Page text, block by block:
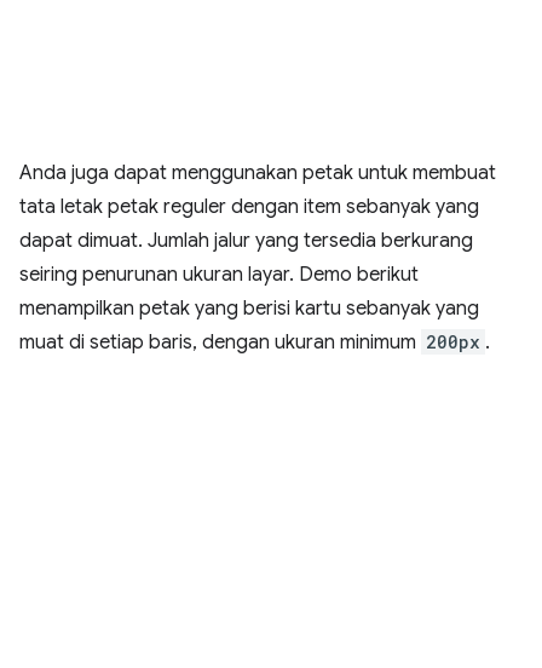
Anda juga dapat menggunakan petak untuk membuat
tata letak petak reguler dengan item sebanyak yang
dapat dimuat. Jumlah jalur yang tersedia berkurang
seiring penurunan ukuran layar. Demo berikut
menampilkan petak yang berisi kartu sebanyak yang
muat di setiap baris, dengan ukuran minimum 200px .